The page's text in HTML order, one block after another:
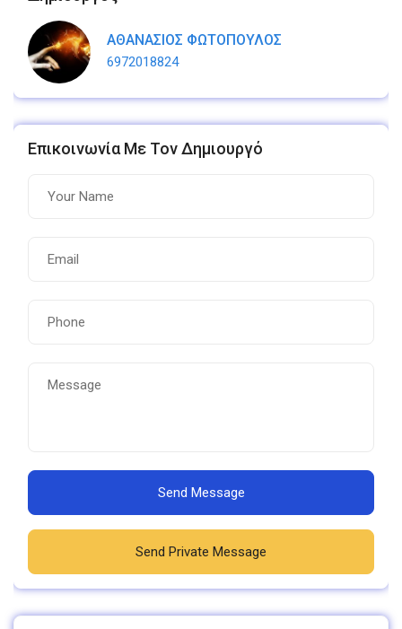
ΑΘΑΝΑΣΙΟΣ ΦΩΤΟΠΟΥΛΟΣ
6972018824
Επικοινωνία Με Τον Δημιουργό
Send Message
Send Private Message